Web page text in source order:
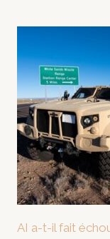
AI a-t-il fait